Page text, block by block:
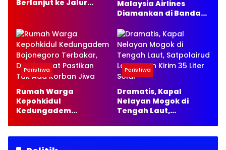
Berlanjut ke Jalur
Malaysia Airlines
Diamankan di Bandara
Ekstasi Disita
Peristiwa
Rumah Warga
Kepohkidul
Kedungadem
Damkarmat Pastikan
Tak Ada Korban Jiwa
Peristiwa
Dramatis, Kapal
Nelayan Mogok di
Tengah Laut,
Kirim 35 Liter Solar